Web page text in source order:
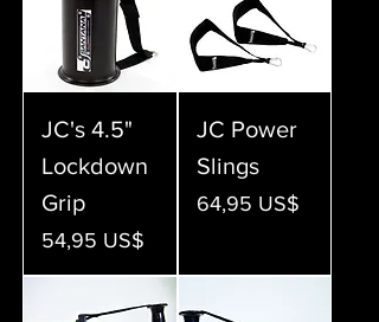
JC's 4.5"
Lockdown
Grip
Precio
54,95 US$
JC Power
Slings
Precio
64,95 US$